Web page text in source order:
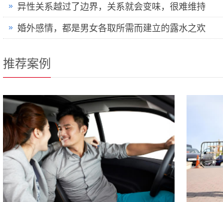
异性关系越过了边界，关系就会变味，很难维持
婚外感情，都是男女各取所需而建立的露水之欢
推荐案例